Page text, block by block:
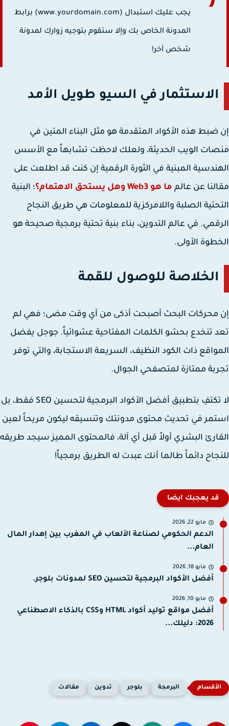
يجب عليك استبدال (www.yourdomain.com) برابط
المدونة الخاص بك وإلا ستقوم بتوجيه زوارك لمدونة
شخص آخر!
الاستثمار في السيو طويل الأمد
هذه الأكواد المتقدمة هو مثل البناء المتين في
الويب الحديثة، ولعلك لاحظت تشابهاً مع الأسس
المبنية في الثورة الرقمية إن كنت قد اطلعت على
عن عالمما هو Web3 وهل يستحق الاهتمام؟
؛ البنية
الصلبة واللامركزية للمعلومات هي طريق النجاح
في عالم التدوين، بناء بنية تحتية برمجية صحيحة هو
الأولى.
الخلاصة للوصول للقمة
محركات البحث أصبحت أذكى من أي وقت مضى؛ فهي لم
تنخدع بحشو الكلمات المفتاحية عشوائياً. جوجل يفضل
ذات الكود النظيف، السريعة الاستجابة، والتي توفر
ممتازة لمتصفحي الجوال.
لا تكتفِ بتطبيق أفضل الأكواد البرمجية لتحسين SEO فقط، بل
في تحديث محتوى مدونتك وتنسيقه ليكون مريحاً لعين
البشري أولاً قبل أي آلة، فالمحتوى المميز سيجد طريقه
دائماً طالما أنك عبدت له الطريق برمجياً!
قد يعجبك ايضا
مايو 22, 2026
الدعم الحكومي لصناعة الألعاب في المغرب بين إهدار المال
العام...
مايو 18, 2026
أفضل الأكواد البرمجية لتحسين SEO لمدونات بلوجر.
مايو 10, 2026
أفضل مواقع توليد أكواد HTML وCSS بالذكاء الاصطناعي
2026: دليلك...
البرمجة بلوجر تدوين مقالات